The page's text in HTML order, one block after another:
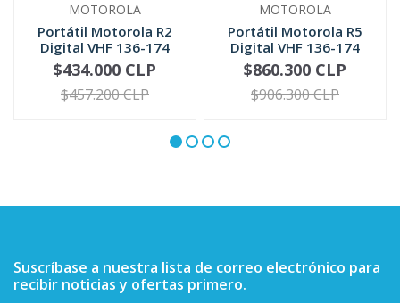
MOTOROLA
Portátil Motorola R2
Digital VHF 136-174
MHz UH...
VER OPCIONES
$434.000 CLP
$457.200 CLP
MOTOROLA
Portátil Motorola R5
Digital VHF 136-174
MHz | ...
VER OPCIONES
$860.300 CLP
$906.300 CLP
Suscríbase a nuestra lista de correo electrónico para
recibir noticias y ofertas primero.